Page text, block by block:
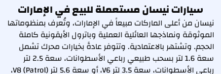
سيارات نيسان مستعملة للبيع في الإمارات
نيسان من أعلى الماركات مبيعاً في الإمارات، وتُعرف بمنظوماتها
الموثوقة ونماذجها العائلية العملية وباترول الأيقونية كاملة
الحجم. وتشتهر بالاعتمادية. وتتوفر عادةً بخيارات محرك تشمل
سعة 1.6 لتر بسحب طبيعي رباعي الأسطوانات، سعة 2.5 لتر
رباعي الأسطوانات، سعة 3.5 لتر V6، أو سعة 5.6 لتر V8 (Patrol)،